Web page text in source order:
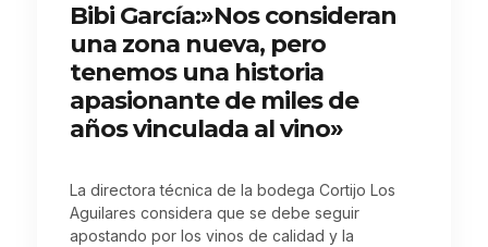
Bibi García:»Nos consideran
una zona nueva, pero
tenemos una historia
apasionante de miles de
años vinculada al vino»
La directora técnica de la bodega Cortijo Los
Aguilares considera que se debe seguir
apostando por los vinos de calidad y la